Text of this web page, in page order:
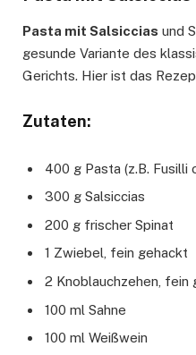
Pasta mit Salsiccias und
gesunde Variante des
Gerichts. Hier ist das
Zutaten:
400 g Pasta (z.B. Fusilli
300 g Salsiccias
200 g frischer Spinat
1 Zwiebel, fein gehackt
2 Knoblauchzehen, fein
100 ml Sahne
100 ml Weißwein